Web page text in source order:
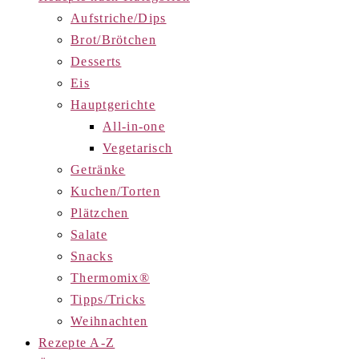
Aufstriche/Dips
Brot/Brötchen
Desserts
Eis
Hauptgerichte
All-in-one
Vegetarisch
Getränke
Kuchen/Torten
Plätzchen
Salate
Snacks
Thermomix®
Tipps/Tricks
Weihnachten
Rezepte A-Z